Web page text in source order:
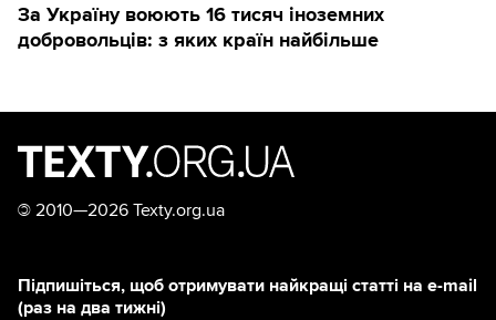
За Україну воюють 16 тисяч іноземних
добровольців: з яких країн найбільше
© 2010—2026 Texty.org.ua
Підпишіться, щоб отримувати найкращі статті на e-mail
(раз на два тижні)